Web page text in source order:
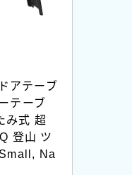
アテーブ
テーブ
み式 超
登山 ツ
Na